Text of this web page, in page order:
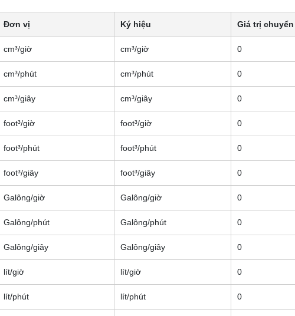
Đơn vị Ký hiệu Giá trị
cm³/giờ cm³/giờ 0
cm³/phút cm³/phút 0
cm³/giây cm³/giây 0
foot³/giờ foot³/giờ 0
foot³/phút foot³/phút 0
foot³/giây foot³/giây 0
Galông/giờ Galông/giờ 0
Galông/phút Galông/phút 0
Galông/giây Galông/giây 0
lít/giờ lít/giờ 0
lít/phút lít/phút 0